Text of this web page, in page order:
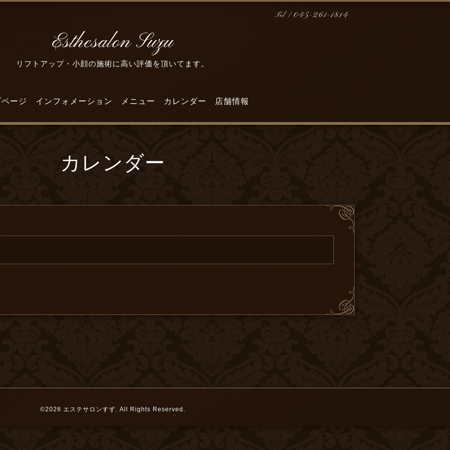
Tel / 045-261-1814
Esthesalon Suzu
リフトアップ・小顔の施術に高い評価を頂いてます。
ージ インフォメーション メニュー カレンダー 店舗情報
カレンダー
©2026 エステサロンすず. All Rights Reserved.